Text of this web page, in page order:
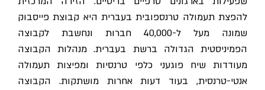
להפצת תעמולה טרנספובית בעברית היא קבוצת פייסבוק
שמונה מעל ל-40,000 חברות ונחשבת לקבוצה
הפמיניסטית הגדולה ברשת בעברית. מנהלות הקבוצה
מעודדות שיח פוגעני כלפי טרנסיות ומפיצות תעמולה
אנטי-טרנסית, בעוד דעות אחרות מושתקות. הקבוצה